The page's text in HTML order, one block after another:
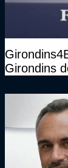
Girondins